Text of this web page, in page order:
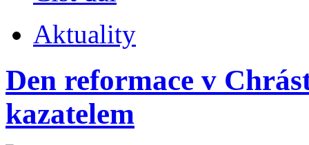
Aktuality
Den reformace v
kazatelem